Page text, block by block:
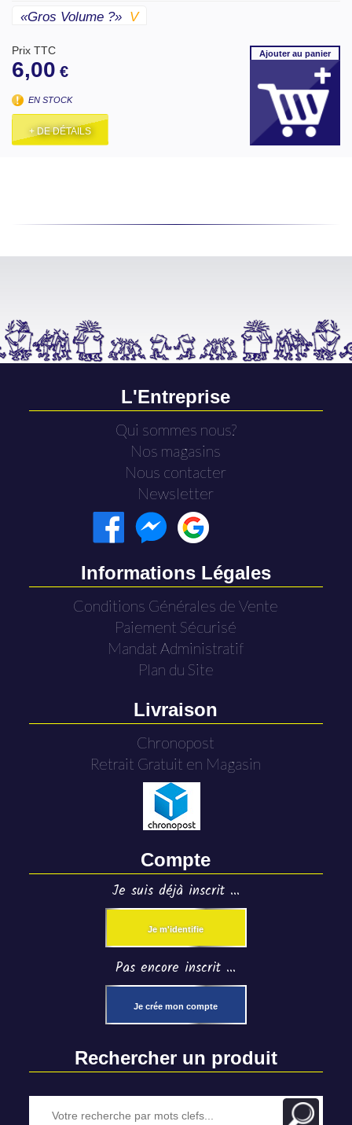
«gros Volume ?» V
Prix TTC
6,00 €
EN STOCK
+ DE DÉTAILS
Ajouterau panier
L'Entreprise
Qui sommes nous?
Nos magasins
Nous contacter
Newsletter
Informations Légales
Conditions Générales de Vente
Paiement Sécurisé
Mandat Administratif
Plan du Site
Livraison
Chronopost
Retrait Gratuit en Magasin
Compte
Je suis déjà inscrit ...
Je m'identifie
Pas encore inscrit ...
Je crée mon compte
Rechercher un produit